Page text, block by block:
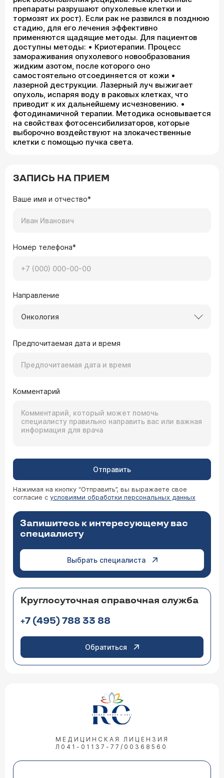
препараты разрушают опухолевые клетки и
тормозят их рост). Если рак не развился в позднюю
стадию, для его лечения эффективно
применяются щадящие методы. Для пациентов
доступны методы: • Криотерапии. Процесс
замораживания опухолевого новообразования
жидким азотом, после которого оно
самостоятельно отсоединяется от кожи •
лазерной деструкции. Лазерный луч выжигает
опухоль, испаряя воду в раковых клетках, что
приводит к их дальнейшему исчезновению. •
фотодинамичной терапии. Методика основывается
на свойствах фотосенсибилизаторов, которые
выборочно воздействуют на злокачественные
клетки с помощью пучка света.
ЗАПИСЬ НА ПРИЕМ
Ваше имя и отчество*
Номер телефона*
Направление
Онкология
Предпочитаемая дата и время
Комментарий
Отправить
Нажимая на кнопку “Отправить”, вы выражаете свое
согласие с условиями обработки персональных данных
Запишитесь к интересующему вас
специалисту
Выбрать специалиста
Круглосуточная справочная служба
+7 (495) 788 33 88
Обратиться
МЕДИЦИНСКАЯ ЛИЦЕНЗИЯ
Л041-01137-77/00368560